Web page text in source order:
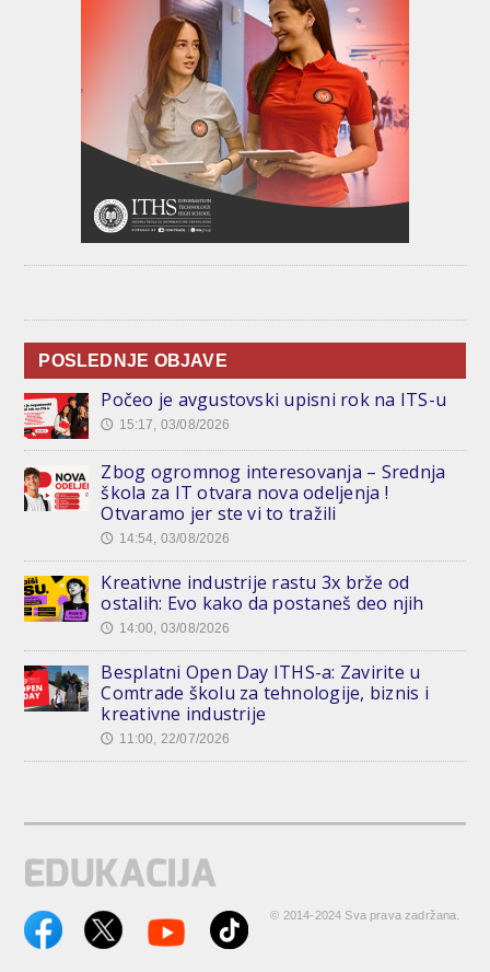
POSLEDNJE OBJAVE
Počeo je avgustovski upisni rok na ITS-u
🕔 15:17, 03/08/2026
Zbog ogromnog interesovanja – Srednja
škola za IT otvara nova odeljenja !
Otvaramo jer ste vi to tražili
🕔 14:54, 03/08/2026
Kreativne industrije rastu 3x brže od
ostalih: Evo kako da postaneš deo njih
🕔 14:00, 03/08/2026
Besplatni Open Day ITHS-a: Zavirite u
Comtrade školu za tehnologije, biznis i
kreativne industrije
🕔 11:00, 22/07/2026
© 2014-2024 Sva prava zadržana.